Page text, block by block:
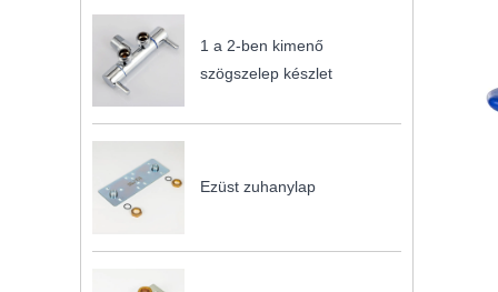
1 a 2-ben kimenő
szögszelep készlet
Ezüst zuhanylap